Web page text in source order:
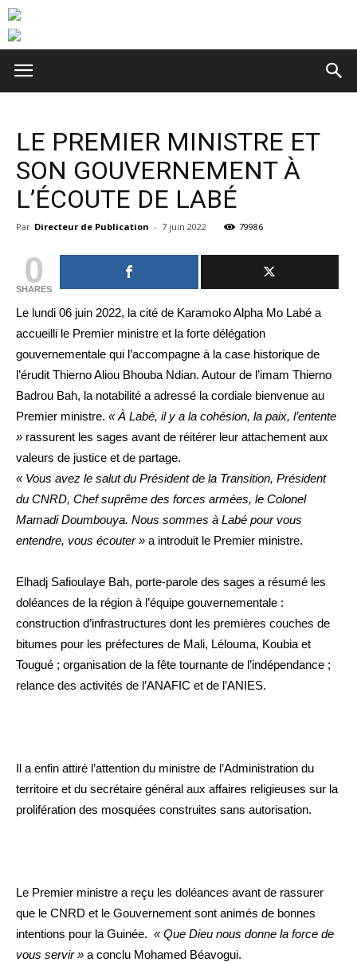
LE PREMIER MINISTRE ET
SON GOUVERNEMENT À
L’ÉCOUTE DE LABÉ
Par Directeur de Publication - 7 juin 2022 79986
0
SHARES
Le lundi 06 juin 2022, la cité de Karamoko Alpha Mo Labé a
accueilli le Premier ministre et la forte délégation
gouvernementale qui l’accompagne à la case historique de
l’érudit Thierno Aliou Bhouba Ndian. Autour de l’imam Thierno
Badrou Bah, la notabilité a adressé la cordiale bienvenue au
Premier ministre. « À Labé, il y a la cohésion, la paix, l’entente
» rassurent les sages avant de réitérer leur attachement aux
valeurs de justice et de partage.
« Vous avez le salut du Président de la Transition, Président
du CNRD, Chef suprême des forces armées, le Colonel
Mamadi Doumbouya. Nous sommes à Labé pour vous
entendre, vous écouter » a introduit le Premier ministre.
Elhadj Safioulaye Bah, porte-parole des sages a résumé les
doléances de la région à l’équipe gouvernementale :
construction d’infrastructures dont les premières couches de
bitumes pour les préfectures de Mali, Lélouma, Koubia et
Tougué ; organisation de la fête tournante de l’indépendance ;
relance des activités de l’ANAFIC et de l’ANIES.
Il a enfin attiré l’attention du ministre de l’Administration du
territoire et du secrétaire général aux affaires religieuses sur la
prolifération des mosquées construites sans autorisation.
Le Premier ministre a reçu les doléances avant de rassurer
que le CNRD et le Gouvernement sont animés de bonnes
intentions pour la Guinée. « Que Dieu nous donne la force de
vous servir » a conclu Mohamed Béavogui.